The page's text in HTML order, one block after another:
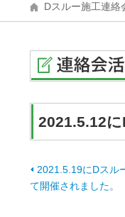
Dスルー施工連絡
2021.5.12に
2021.5.19にDスル
て開催されました。